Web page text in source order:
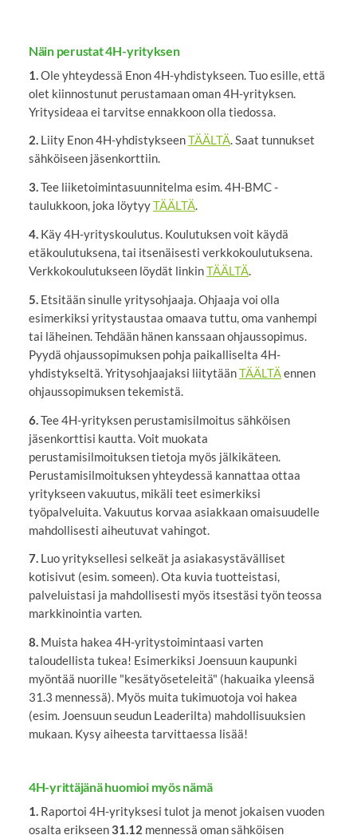
Näin perustat 4H-yrityksen
1. Ole yhteydessä Enon 4H-yhdistykseen. Tuo esille, että
olet kiinnostunut perustamaan oman 4H-yrityksen.
Yritysideaa ei tarvitse ennakkoon olla tiedossa.
2.Liity Enon 4H-yhdistykseenTÄÄLTÄ. Saat tunnukset
sähköiseen jäsenkorttiin.
3.Tee liiketoimintasuunnitelma esim. 4H-BMC -
taulukkoon, joka löytyyTÄÄLTÄ.
4.Käy 4H-yrityskoulutus. Koulutuksen voit käydä
etäkoulutuksena, tai itsenäisesti verkkokoulutuksena.
Verkkokoulutukseen löydät linkinTÄÄLTÄ.
5.Etsitään sinulle yritysohjaaja. Ohjaaja voi olla
esimerkiksi yritystaustaa omaava tuttu, oma vanhempi
tai läheinen. Tehdään hänen kanssaan ohjaussopimus.
Pyydä ohjaussopimuksen pohja paikalliselta 4H-
yhdistykseltä. Yritysohjaajaksi liitytäänTÄÄLTÄennen
ohjaussopimuksen tekemistä.
6. Tee 4H-yrityksen perustamisilmoitus sähköisen
jäsenkorttisi kautta. Voit muokata
perustamisilmoituksen tietoja myös jälkikäteen.
Perustamisilmoituksen yhteydessä kannattaa ottaa
yritykseen vakuutus, mikäli teet esimerkiksi
työpalveluita. Vakuutus korvaa asiakkaan omaisuudelle
mahdollisesti aiheutuvat vahingot.
7.Luo yrityksellesi selkeät ja asiakasystävälliset
kotisivut (esim. someen). Ota kuvia tuotteistasi,
palveluistasi ja mahdollisesti myös itsestäsi työn teossa
markkinointia varten.
8.Muista hakea 4H-yritystoimintaasi varten
taloudellista tukea! Esimerkiksi Joensuun kaupunki
myöntää nuorille "kesätyöseteleitä" (hakuaika yleensä
31.3 mennessä). Myös muita tukimuotoja voi hakea
(esim. Joensuun seudun Leaderilta) mahdollisuuksien
mukaan. Kysy aiheesta tarvittaessa lisää!
4H-yrittäjänä huomioi myös nämä
1.Raportoi 4H-yrityksesi tulot ja menot jokaisen vuoden
osalta erikseen31.12 mennessä oman sähköisen